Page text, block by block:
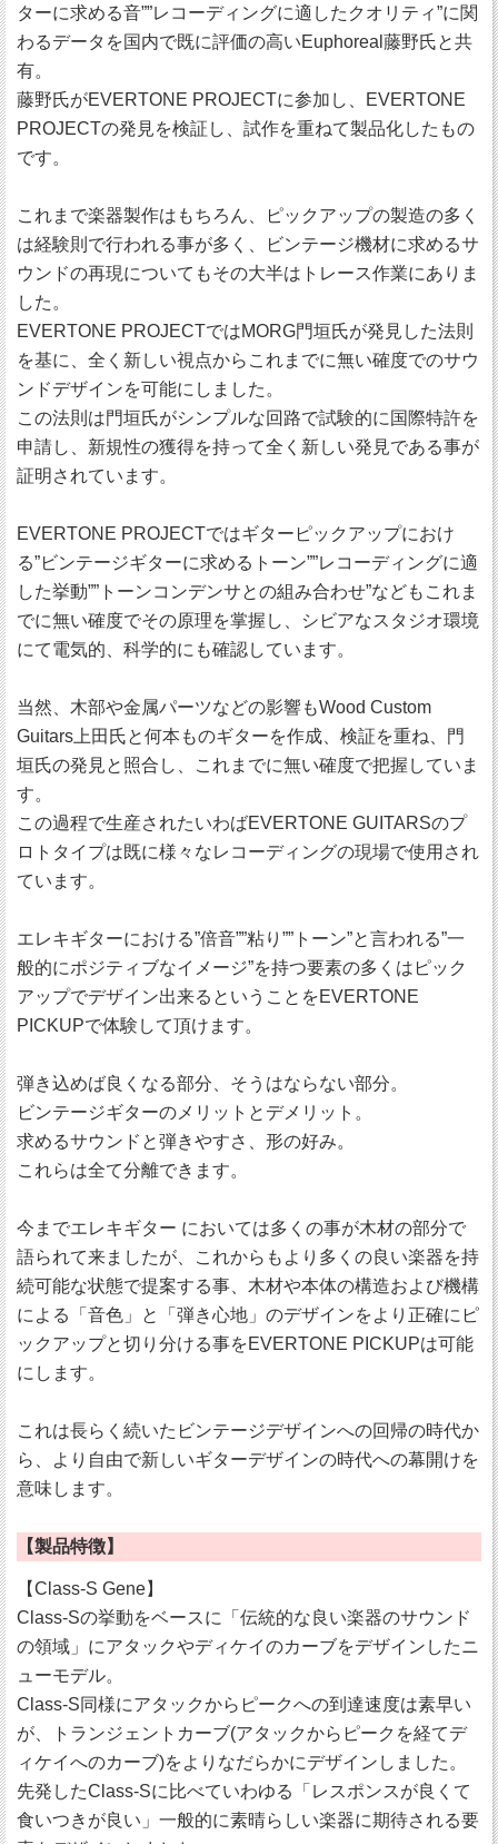
ターに求める音””レコーディングに適したクオリティ”に関
わるデータを国内で既に評価の高いEuphoreal藤野氏と共
有。
藤野氏がEVERTONE PROJECTに参加し、EVERTONE
PROJECTの発見を検証し、試作を重ねて製品化したもの
です。
これまで楽器製作はもちろん、ピックアップの製造の多く
は経験則で行われる事が多く、ビンテージ機材に求めるサ
ウンドの再現についてもその大半はトレース作業にありま
した。
EVERTONE PROJECTではMORG門垣氏が発見した法則
を基に、全く新しい視点からこれまでに無い確度でのサウ
ンドデザインを可能にしました。
この法則は門垣氏がシンプルな回路で試験的に国際特許を
申請し、新規性の獲得を持って全く新しい発見である事が
証明されています。
EVERTONE PROJECTではギターピックアップにおけ
る”ビンテージギターに求めるトーン””レコーディングに適
した挙動””トーンコンデンサとの組み合わせ”などもこれま
でに無い確度でその原理を掌握し、シビアなスタジオ環境
にて電気的、科学的にも確認しています。
当然、木部や金属パーツなどの影響もWood Custom
Guitars上田氏と何本ものギターを作成、検証を重ね、門
垣氏の発見と照合し、これまでに無い確度で把握していま
す。
この過程で生産されたいわばEVERTONE GUITARSのプ
ロトタイプは既に様々なレコーディングの現場で使用され
ています。
エレキギターにおける”倍音””粘り””トーン”と言われる”一
般的にポジティブなイメージ”を持つ要素の多くはピック
アップでデザイン出来るということをEVERTONE
PICKUPで体験して頂けます。
弾き込めば良くなる部分、そうはならない部分。
ビンテージギターのメリットとデメリット。
求めるサウンドと弾きやすさ、形の好み。
これらは全て分離できます。
今までエレキギター においては多くの事が木材の部分で
語られて来ましたが、これからもより多くの良い楽器を持
続可能な状態で提案する事、木材や本体の構造および機構
による「音色」と「弾き心地」のデザインをより正確にピ
ックアップと切り分ける事をEVERTONE PICKUPは可能
にします。
これは長らく続いたビンテージデザインへの回帰の時代か
ら、より自由で新しいギターデザインの時代への幕開けを
意味します。
【製品特徴】
【Class-S Gene】
Class-Sの挙動をベースに「伝統的な良い楽器のサウンド
の領域」にアタックやディケイのカーブをデザインしたニ
ューモデル。
Class-S同様にアタックからピークへの到達速度は素早い
が、トランジェントカーブ(アタックからピークを経てデ
ィケイへのカーブ)をよりなだらかにデザインしました。
先発したClass-Sに比べていわゆる「レスポンスが良くて
食いつきが良い」一般的に素晴らしい楽器に期待される要